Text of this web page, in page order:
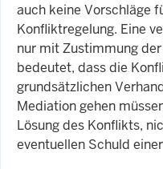
auch keine Vorschläge
Konfliktregelung. Eine
nur mit Zustimmung
bedeutet, dass die
grundsätzlichen
Mediation gehen
Lösung des Konflikts,
eventuellen Schuld